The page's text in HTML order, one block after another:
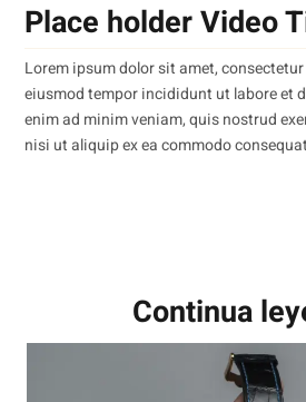
Place holder Video
Lorem ipsum dolor sit amet,
eiusmod tempor incididunt ut labore et
enim ad minim veniam, quis nostrud
nisi ut aliquip ex ea commodo
Continua